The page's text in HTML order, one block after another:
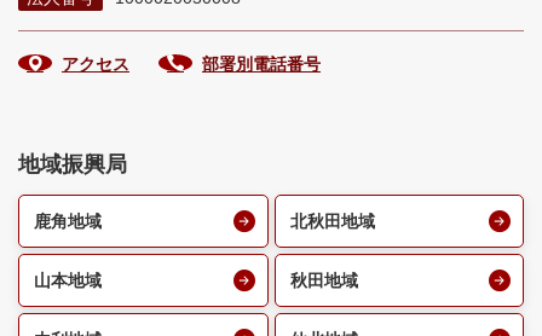
アクセス 部署別電話番号
地域振興局
鹿角地域 北秋田地域
山本地域 秋田地域